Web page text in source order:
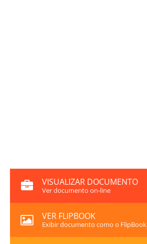
VISUALIZAR DOCUMENTO
Ver documento on-line
VER FLIPBOOK
Exibir documento como o FlipBook